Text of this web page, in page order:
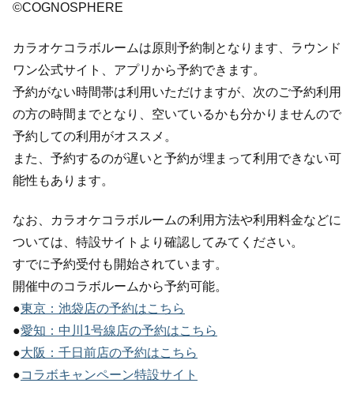
©COGNOSPHERE
カラオケコラボルームは原則予約制となります、ラウンド
ワン公式サイト、アプリから予約できます。
予約がない時間帯は利用いただけますが、次のご予約利用
の方の時間までとなり、空いているかも分かりませんので
予約しての利用がオススメ。
また、予約するのが遅いと予約が埋まって利用できない可
能性もあります。
なお、カラオケコラボルームの利用方法や利用料金などに
ついては、特設サイトより確認してみてください。
すでに予約受付も開始されています。
開催中のコラボルームから予約可能。
●東京：池袋店の予約はこちら
●愛知：中川1号線店の予約はこちら
●大阪：千日前店の予約はこちら
●コラボキャンペーン特設サイト